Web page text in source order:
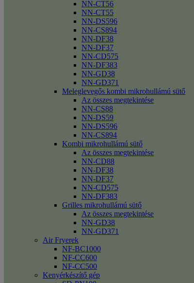
NN-CT56
NN-CT55
NN-DS596
NN-CS894
NN-DF38
NN-DF37
NN-CD575
NN-DF383
NN-GD38
NN-GD371
Meleglevegős kombi mikrohullámú sütő
Az összes megtekintése
NN-CS88
NN-DS59
NN-DS596
NN-CS894
Kombi mikrohullámú sütő
Az összes megtekintése
NN-CD88
NN-DF38
NN-DF37
NN-CD575
NN-DF383
Grilles mikrohullámú sütő
Az összes megtekintése
NN-GD38
NN-GD371
Air Fryerek
NF-BC1000
NF-CC600
NF-CC500
Kenyérkészítő gép